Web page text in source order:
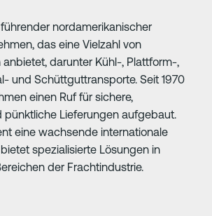
nordamerikanischer
das eine Vielzahl von
darunter Kühl-, Plattform-,
und Schüttguttransporte. Seit 1970
einen Ruf für sichere,
pünktliche Lieferungen aufgebaut.
eine wachsende internationale
spezialisierte Lösungen in
der Frachtindustrie.